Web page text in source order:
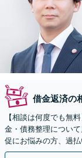
借金返済の
【相談は何度でも無
金・債務整理につい
促にお悩みの方、過
ストな解決策を提案